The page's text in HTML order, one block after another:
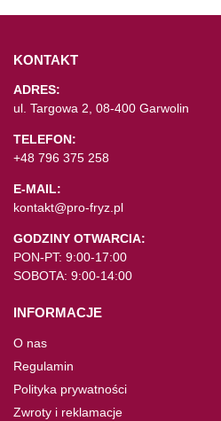
KONTAKT
ADRES:
ul. Targowa 2, 08-400 Garwolin
TELEFON:
+48 796 375 258
E-MAIL:
kontakt@pro-fryz.pl
GODZINY OTWARCIA:
PON-PT: 9:00-17:00
SOBOTA: 9:00-14:00
INFORMACJE
O nas
Regulamin
Polityka prywatności
Zwroty i reklamacje